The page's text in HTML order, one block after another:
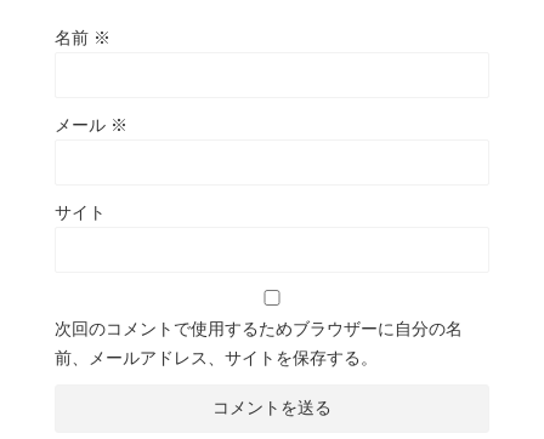
名前 ※
メール ※
サイト
次回のコメントで使用するためブラウザーに自分の名
前、メールアドレス、サイトを保存する。